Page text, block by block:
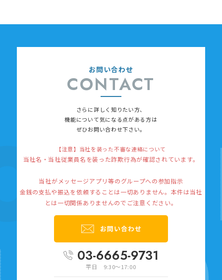
お問い合わせ
CONTACT
さらに詳しく知りたい方、
機能について気になる点がある方は
ぜひお問い合わせ下さい。
【注意】当社を装った不審な連絡について
当社名・当社従業員名を装った詐欺行為が確認されています。
当社がメッセージアプリ等のグループへの参加指示
金銭の支払や振込を依頼することは一切ありません。 本件は当社
とは一切関係ありませんのでご注意ください。
03-6665-9731
平日 9:30～17:00